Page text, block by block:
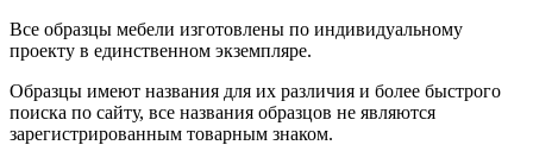
Все образцы мебели изготовлены по индивидуальному
проекту в единственном экземпляре.
Образцы имеют названия для их различия и более быстрого
поиска по сайту, все названия образцов не являются
зарегистрированным товарным знаком.